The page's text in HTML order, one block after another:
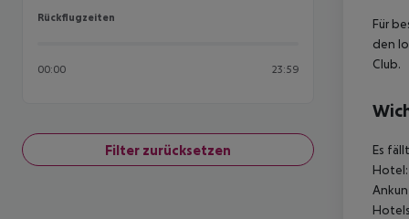
Rückflugzeiten
Rückflugzeiten
00:00 23:59
Filter zurücksetzen
Für
den
Club.
Es
Hotel: